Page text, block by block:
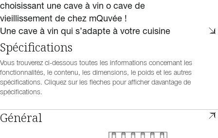
choisissant une cave à vin o cave de
vieillissement de chez mQuvée !
Une cave à vin qui s’adapte à votre cuisine
Spécifications
Vous trouverez ci-dessous toutes les informations concernant les
fonctionnalités, le contenu, les dimensions, le poids et les autres
spécifications. Cliquez sur les flèches pour afficher davantage de
spécifications.
Général